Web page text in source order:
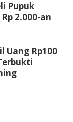
Pupuk
2.000-an
Uang Rp100